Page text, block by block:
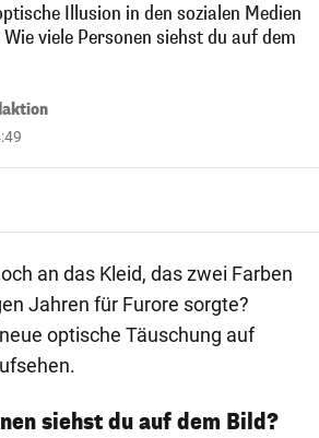
Illusion in den sozialen Medien
viele Personen siehst du auf dem
an das Kleid, das zwei Farben
Jahren für Furore sorgte?
optische Täuschung auf
siehst du auf dem Bild?